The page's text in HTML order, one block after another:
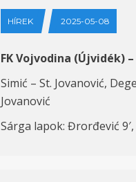
HÍREK 2025-05-08
FK Vojvodina (Újvidék) –
Simić – St. Jovanović,
Jovanović
Sárga lapok: Đrorđević 9′,